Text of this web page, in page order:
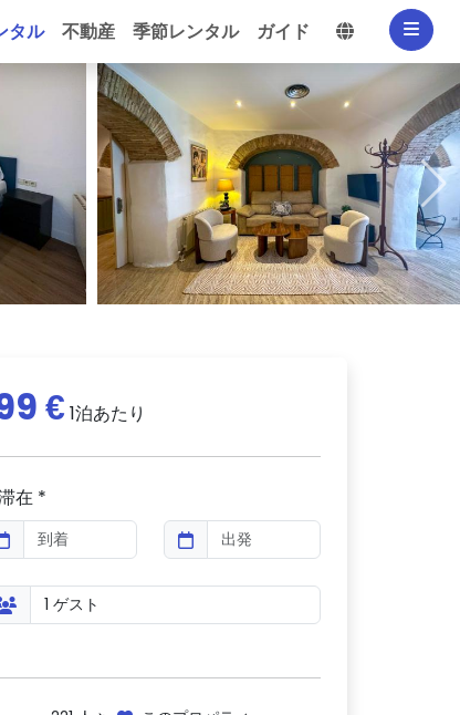
タル 不動産 季節レンタル ガイド 言語を選択
€ 1泊あたり
在 *